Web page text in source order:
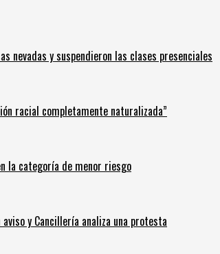
nevadas y suspendieron las clases presenciales
racial completamente naturalizada”
la categoría de menor riesgo
y Cancillería analiza una protesta